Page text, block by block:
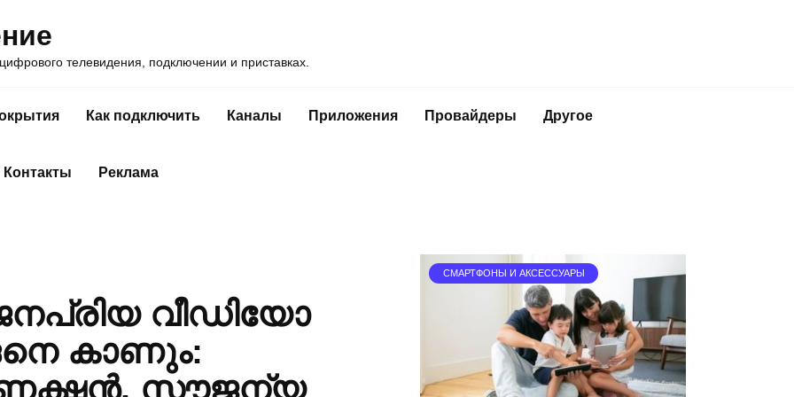
телевидения, подключении и приставках.
Как подключить Каналы Приложения Провайдеры Другое
Контакты Реклама
ജനപ്രിയ വീഡിയോ
കാണും:
സൗജന്യ
СМАРТФОНЫ И АКСЕССУАРЫ